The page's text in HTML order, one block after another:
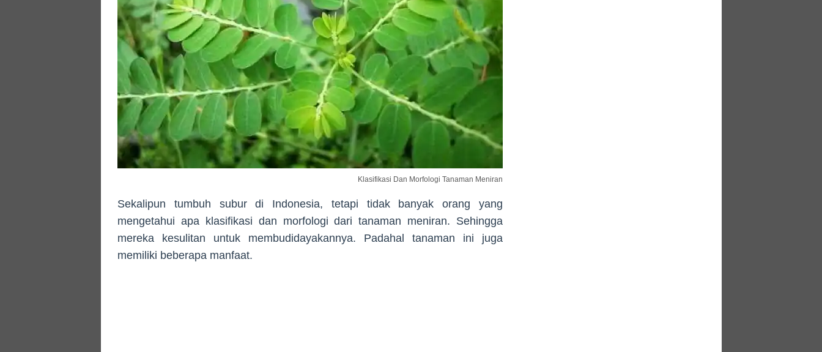
Klasifikasi Dan Morfologi Tanaman Meniran
Sekalipun tumbuh subur di Indonesia, tetapi tidak banyak orang yang
mengetahui apa klasifikasi dan morfologi dari tanaman meniran. Sehingga
mereka kesulitan untuk membudidayakannya. Padahal tanaman ini juga
memiliki beberapa manfaat.